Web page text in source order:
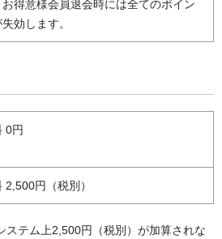
お得意様会員退会時には全てのポイン
失効します。
0円
2,500円（税別）
ステム上2,500円（税別）が加算されな